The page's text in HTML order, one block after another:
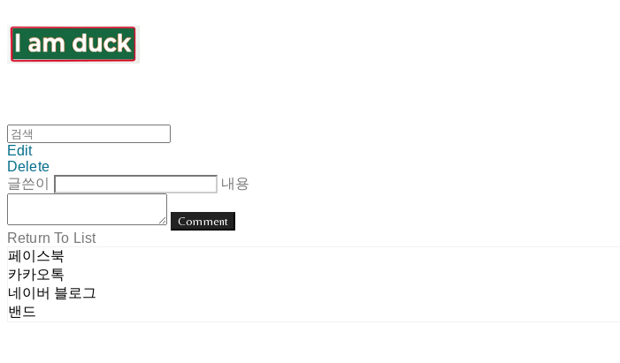
Edit
Delete
글쓴이
내용
Comment
Return To List
페이스북
카카오톡
네이버 블로그
밴드